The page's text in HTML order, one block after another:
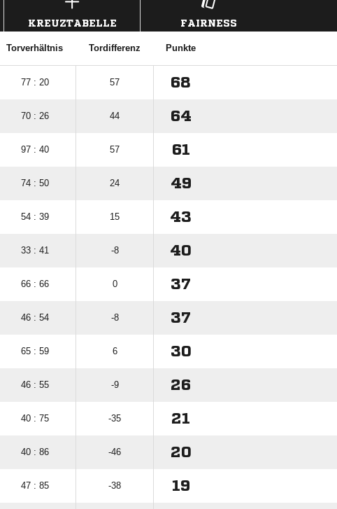
KREUZTABELLE FAIRNESS
Torverhältnis Tordifferenz Punkte
77 : 20 57 68
70 : 26 44 64
97 : 40 57 61
74 : 50 24 49
54 : 39 15 43
33 : 41 -8 40
66 : 66 0 37
46 : 54 -8 37
65 : 59 6 30
46 : 55 -9 26
40 : 75 -35 21
40 : 86 -46 20
47 : 85 -38 19